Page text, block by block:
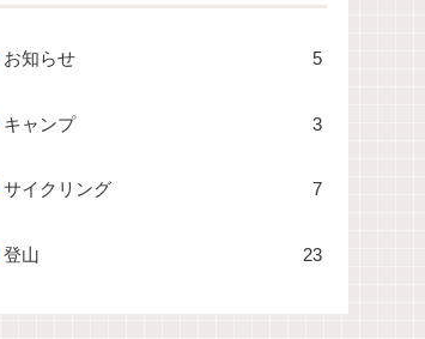
お知らせ 5
キャンプ 3
サイクリング 7
登山 23